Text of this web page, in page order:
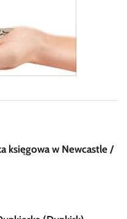
księgowa w Newcastle /